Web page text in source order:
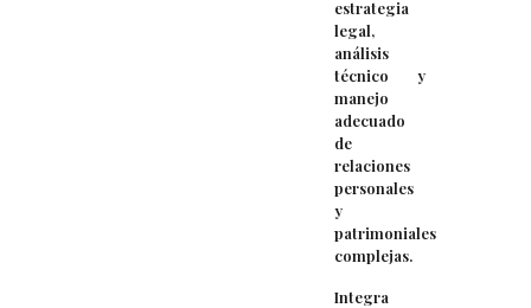
estrategia
legal,
análisis
técnico y
manejo
adecuado
de
relaciones
personales
y
patrimoniales
complejas.
Integra